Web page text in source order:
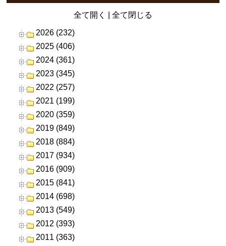
全て開く 全て閉じる
2026 (232)
2025 (406)
2024 (361)
2023 (345)
2022 (257)
2021 (199)
2020 (359)
2019 (849)
2018 (884)
2017 (934)
2016 (909)
2015 (841)
2014 (698)
2013 (549)
2012 (393)
2011 (363)